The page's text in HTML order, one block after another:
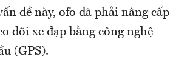
đề này, ofo đã phải nâng cấp
dõi xe đạp bằng công nghệ
(GPS).